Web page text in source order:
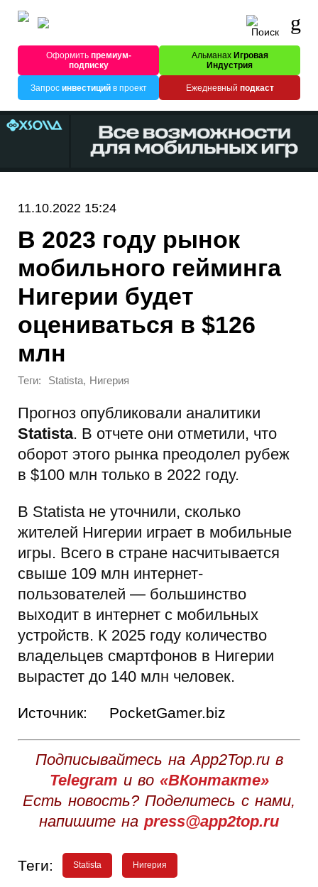
Оформитьпремиум-
подписку
Альманах Игровая
Индустрия
Запрос инвестицийв проект Ежедневный подкаст
11.10.2022 15:24
В 2023 году рынок
мобильного гейминга
Нигерии будет
оцениваться в $126
млн
Теги: Statista, Нигерия
Прогноз опубликовали аналитики
Statista. В отчете они отметили, что
оборот этого рынка преодолел рубеж
в $100 млн только в 2022 году.
В Statista не уточнили, сколько
жителей Нигерии играет в мобильные
игры. Всего в стране насчитывается
свыше 109 млн интернет-
пользователей — большинство
выходит в интернет с мобильных
устройств. К 2025 году количество
владельцев смартфонов в Нигерии
вырастет до 140 млн человек.
Источник: PocketGamer.biz
Подписывайтесь на App2Top.ru в
Telegram и во «ВКонтакте»
Есть новость? Поделитесь с нами,
напишите на press@app2top.ru
Теги: Statista Нигерия